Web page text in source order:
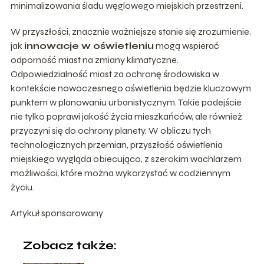
minimalizowania śladu węglowego miejskich przestrzeni.
W przyszłości, znacznie ważniejsze stanie się zrozumienie,
jak innowacje w oświetleniu mogą wspierać
odporność miast na zmiany klimatyczne.
Odpowiedzialność miast za ochronę środowiska w
kontekście nowoczesnego oświetlenia będzie kluczowym
punktem w planowaniu urbanistycznym. Takie podejście
nie tylko poprawi jakość życia mieszkańców, ale również
przyczyni się do ochrony planety. W obliczu tych
technologicznych przemian, przyszłość oświetlenia
miejskiego wygląda obiecująco, z szerokim wachlarzem
możliwości, które można wykorzystać w codziennym
życiu.
Artykuł sponsorowany
Zobacz także: